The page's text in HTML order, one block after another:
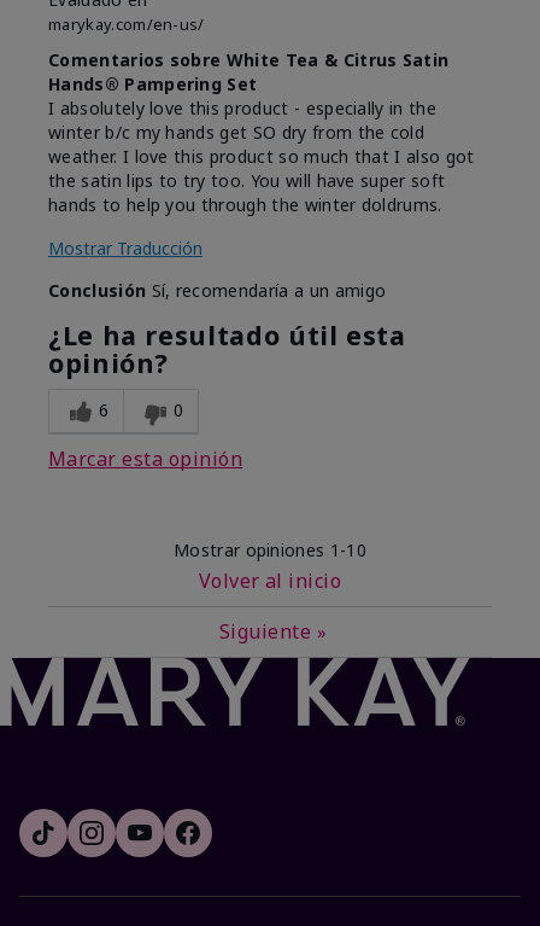
marykay.com/en-us/
Comentarios sobre White Tea & Citrus Satin
Hands® Pampering Set
I absolutely love this product - especially in the
winter b/c my hands get SO dry from the cold
weather. I love this product so much that I also got
the satin lips to try too. You will have super soft
hands to help you through the winter doldrums.
Mostrar Traducción
Conclusión Sí, recomendaría a un amigo
¿Le ha resultado útil esta
opinión?
6 0
Marcar esta opinión
Mostrar opiniones 1-10
Volver al inicio
Siguiente »